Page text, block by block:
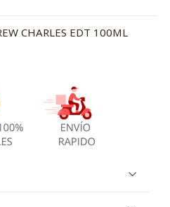
CHARLES EDT 100ML